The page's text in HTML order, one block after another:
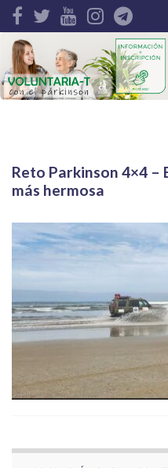
Search for:
Reto Parkinson 4×4 –
más hermosa